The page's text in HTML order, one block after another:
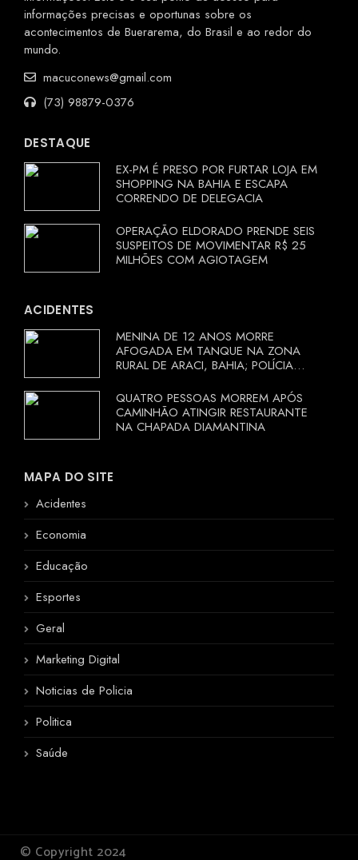
informações precisas e oportunas sobre os
acontecimentos de Buerarema, do Brasil e ao redor do
mundo.
macuconews@gmail.com
(73) 98879-0376
DESTAQUE
EX-PM É PRESO POR FURTAR LOJA EM
SHOPPING NA BAHIA E ESCAPA
CORRENDO DE DELEGACIA
OPERAÇÃO ELDORADO PRENDE SEIS
SUSPEITOS DE MOVIMENTAR R$ 25
MILHÕES COM AGIOTAGEM
ACIDENTES
MENINA DE 12 ANOS MORRE
AFOGADA EM TANQUE NA ZONA
RURAL DE ARACI, BAHIA; POLÍCIA
QUATRO PESSOAS MORREM APÓS
CAMINHÃO ATINGIR RESTAURANTE
NA CHAPADA DIAMANTINA
MAPA DO SITE
Acidentes
Economia
Educação
Esportes
Geral
Marketing Digital
Noticias de Policia
Politica
Saúde
© Copyright 2024